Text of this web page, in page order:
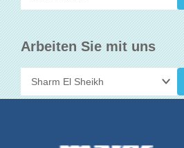
Arbeiten Sie mit uns